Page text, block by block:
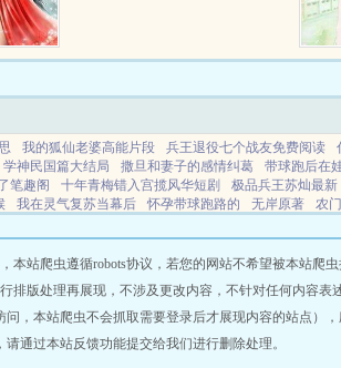
后，他是杀伐决断冷酷无情，号称
我的狐仙老婆高能片段 兵王退役七个战友免费阅读
学神民国篇大结局 撒旦和妻子的感情纠葛 带球跑后在
笔趣阁 十年青梅错入宫揽风华短剧 极品兵王苏灿最新
我在灵气复苏当幕后 怀孕带球跑路的 无岸原著 农
红魔妖女里边的那个的 农门有喜带着包子来种田 棋
说 青羽小说 墨星小说 华彩小说 橘子小说 素润小
说 宁静小说 平光小说 太极小说 婚纱小说 平竹小
光程小说
站爬虫遵循robots协议，若您的网站不希望被本站爬虫
排版处理再展现，不涉及更改内容，不针对任何内容表
，本站爬虫不会抓取需要登录后才展现内容的站点）
请通过本站反馈功能提交给我们进行删除处理。